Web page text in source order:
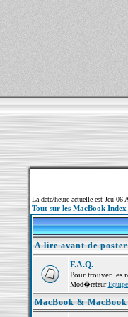
La date/heure actuelle est Jeu
Tout sur les MacBook
A lire avant de poster
F.A.Q.
Pour trouver les
Mod�rateur
MacBook &